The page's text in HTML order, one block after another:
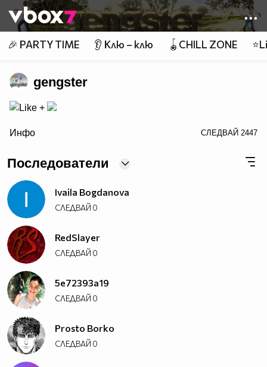
Member of
👾
🎉 PARTY TIME 👂 Клю – клю 🪀CHILL ZONE
gengster
Инфо СЛЕДВАЙ 2447
Последователи
Ivaila Bogdanova
СЛЕДВАЙ 0
RedSlayer
СЛЕДВАЙ 0
5e72393a19
СЛЕДВАЙ 0
Prosto Borko
СЛЕДВАЙ 0